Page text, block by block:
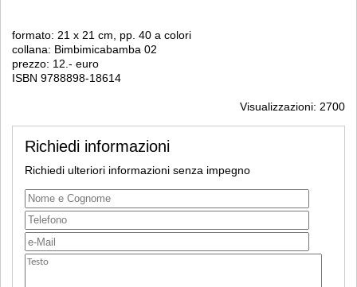
formato: 21 x 21 cm, pp. 40 a colori
collana: Bimbimicabamba 02
prezzo: 12.- euro
ISBN 9788898-18614
Visualizzazioni: 2700
Richiedi informazioni
Richiedi ulteriori informazioni senza impegno